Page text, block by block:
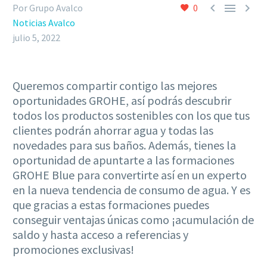
0   
Por Grupo Avalco
Noticias Avalco
julio 5, 2022
Queremos compartir contigo las mejores
oportunidades GROHE, así podrás descubrir
todos los productos sostenibles con los que tus
clientes podrán ahorrar agua y todas las
novedades para sus baños. Además, tienes la
oportunidad de apuntarte a las formaciones
GROHE Blue para convertirte así en un experto
en la nueva tendencia de consumo de agua. Y es
que gracias a estas formaciones puedes
conseguir ventajas únicas como ¡acumulación de
saldo y hasta acceso a referencias y
promociones exclusivas!